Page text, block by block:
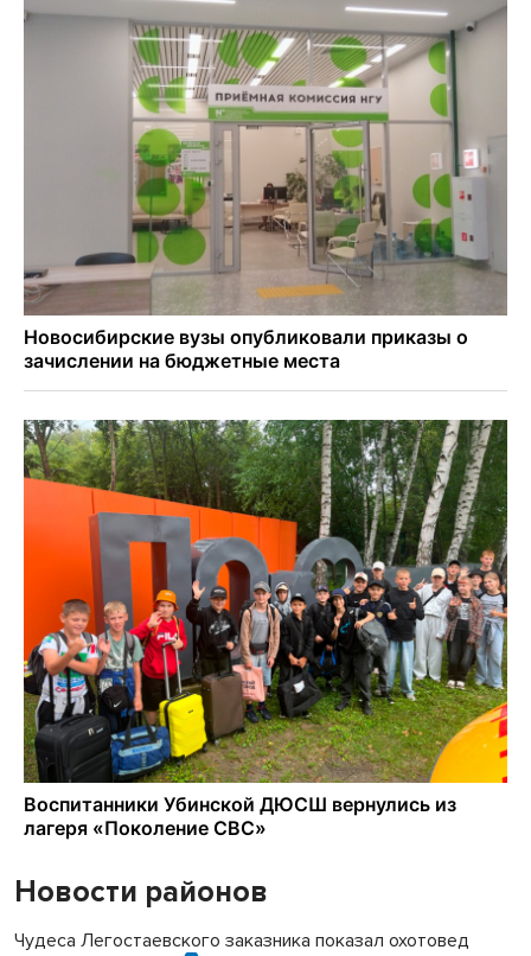
Новости районов
Чудеса Легостаевского заказника показал охотовед